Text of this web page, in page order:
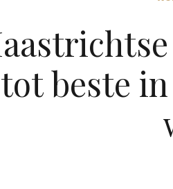
tot beste